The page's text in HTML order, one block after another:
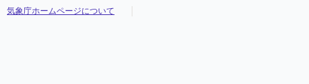
気象庁ホームページについて